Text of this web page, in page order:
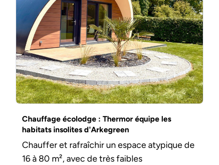
Chauffage écolodge : Thermor équipe les
habitats insolites d'Arkegreen
Chauffer et rafraîchir un espace atypique de
16 à 80 m², avec de très faibles